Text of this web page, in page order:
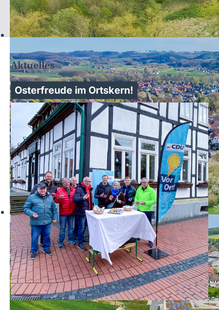
Aktuelles
Osterfreude im Ortskern!